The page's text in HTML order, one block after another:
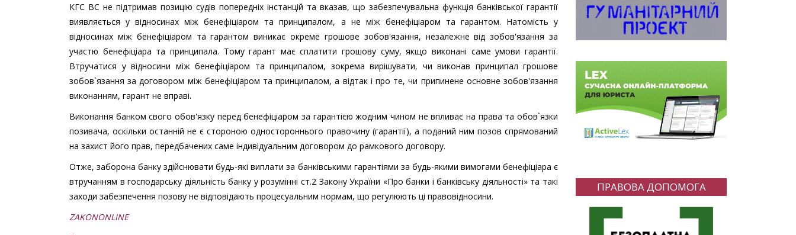
КГС ВС не підтримав позицію судів попередніх інстанцій та вказав, що забезпечувальна функція банківської гарантії
виявляється у відносинах між бенефіціаром та принципалом, а не між бенефіціаром та гарантом. Натомість у
відносинах між бенефіціаром та гарантом виникає окреме грошове зобов'язання, незалежне від зобов'язання за
участю бенефіціара та принципала. Тому гарант має сплатити грошову суму, якщо виконані саме умови гарантії.
Втручатися у відносини між бенефіціаром та принципалом, зокрема вирішувати, чи виконав принципал грошове
зобов`язання за договором між бенефіціаром та принципалом, а відтак і про те, чи припинене основне зобов'язання
виконанням, гарант не вправі.
Виконання банком свого обов'язку перед бенефіціаром за гарантією жодним чином не впливає на права та обов`язки
позивача, оскільки останній не є стороною одностороннього правочину (гарантії), а поданий ним позов спрямований
на захист його прав, передбачених саме індивідуальним договором до рамкового договору.
Отже, заборона банку здійснювати будь-які виплати за банківськими гарантіями за будь-якими вимогами бенефіціара є
втручанням в господарську діяльність банку у розумінні ст.2 Закону України «Про банки і банківську діяльності» та такі
заходи забезпечення позову не відповідають процесуальним нормам, що регулюють ці правовідносини.
ZAKONONLINE
ПРАВОВА ДОПОМОГА